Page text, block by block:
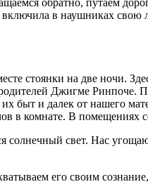
в наушниках
стоянки на две ночи.
Джигме
быт и далек от нашего
в комнате. В помещениях
солнечный свет. Нас
его своим